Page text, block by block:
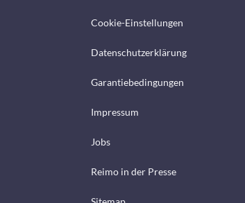
Cookie-Einstellungen
Datenschutzerklärung
Garantiebedingungen
Impressum
Jobs
Reimo in der Presse